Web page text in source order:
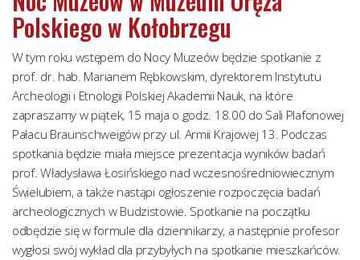
Polskiego w Kołobrzegu
W tym roku wstępem do Nocy Muzeów będzie spotkanie z
prof. dr. hab. Marianem Rębkowskim, dyrektorem Instytutu
Archeologii i Etnologii Polskiej Akademii Nauk, na które
zapraszamy w piątek, 15 maja o godz. 18.00 do Sali Plafonowej
Pałacu Braunschweigów przy ul. Armii Krajowej 13. Podczas
spotkania będzie miała miejsce prezentacja wyników badań
prof. Władysława Łosińskiego nad wczesnośredniowiecznym
Świelubiem, a także nastąpi ogłoszenie rozpoczęcia badań
archeologicznych w Budzistowie. Spotkanie na początku
odbędzie się w formule dla dziennikarzy, a następnie profesor
wygłosi swój wykład dla przybyłych na spotkanie mieszkańców.